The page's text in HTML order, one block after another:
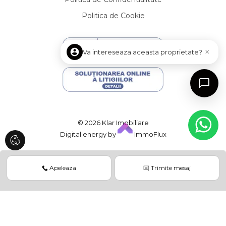
Apartamente de inchiriat in Cluj-Napoca Gheorgheni
Apartamente de inchiriat in Cluj-Napoca Centru
Apartamente de inchiriat in Cluj-Napoca Plopilor
Apartamente de inchiriat in Floresti
Apartamente de inchiriat in Cluj-Napoca Europa
Case de inchiriat
Case de inchiriat in Cluj-Napoca Andrei Muresanu
Case de inchiriat in Cluj-Napoca Zorilor
Case de inchiriat in Cluj-Napoca Faget
Case de inchiriat in Floresti
Case de inchiriat in Feleacu
Apeleaza Trimite mesaj
Politica de Cookie
© 2026 Klar Imobiliare
Digital energy by
ImmoFlux
Va intereseaza aceasta proprietate? ×